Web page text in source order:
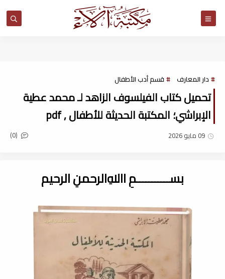
دار المعارف قسم أدب الأطفال
تحميل كتاب الفيلسوف الزاهد لـ محمد عطية
الإبراشي؛ المكتبة الحديثة للأطفال , pdf
09 مايو 2026 (0)
بســـــــــــمِ اﷲِالرحمنِ الرحيم